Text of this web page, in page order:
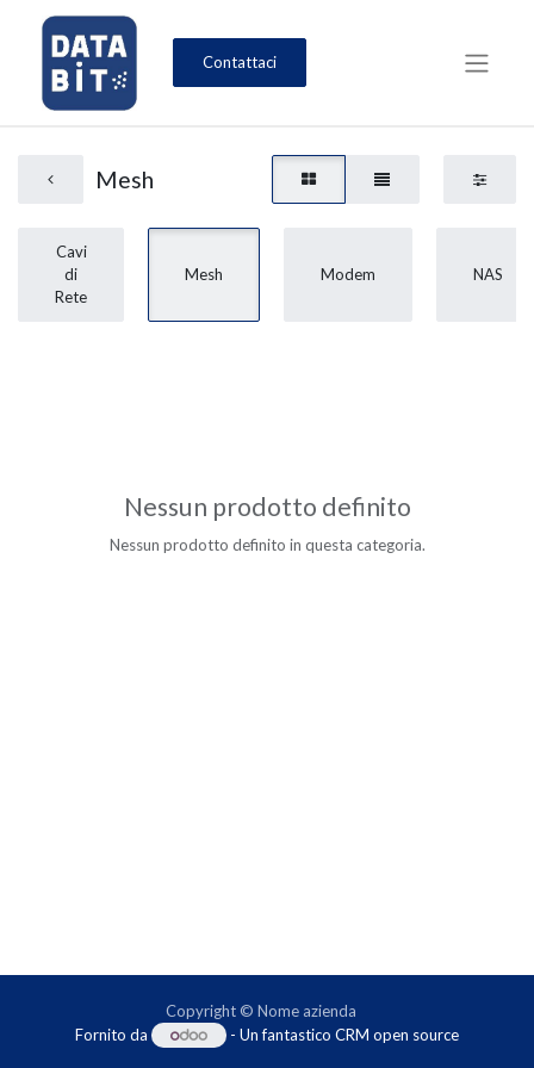
Contattaci
Mesh
Cavi
di
Rete
Mesh Modem NAS
Nessun prodotto definito
Nessun prodotto definito in questa categoria.
Copyright © Nome azienda
Fornito da
- Un fantastico CRM open source